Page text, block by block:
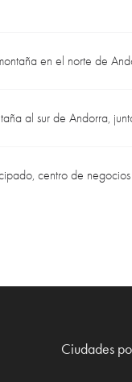
en el norte de
al sur de Andorra,
centro de
Ciudades